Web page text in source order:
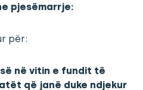
pjesëmarrje:
për:
në vitin e fundit të
që janë duke ndjekur